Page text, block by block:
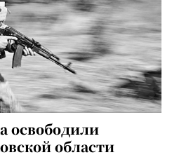
освободили
области